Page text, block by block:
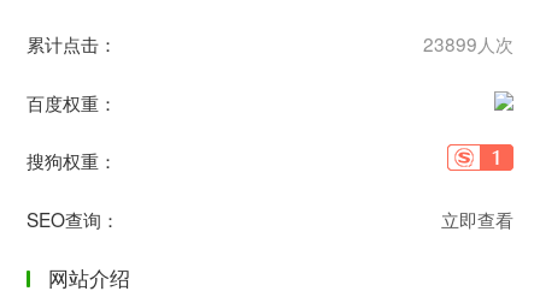
累计点击： 23899人次
百度权重：
搜狗权重：
SEO查询： 立即查看
网站介绍